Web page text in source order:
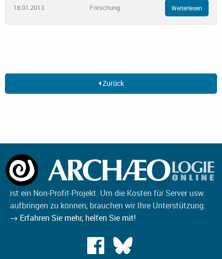
18.01.2013 Forschung Weiterlesen
Zurück
ist ein Non-Profit-Projekt. Um die Kosten für Server usw.
aufbringen zu können, brauchen wir Ihre Unterstützung.
→ Erfahren Sie mehr, helfen Sie mit!